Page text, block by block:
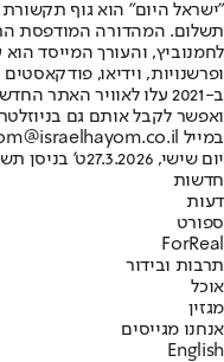
"ישראל היום" הוא גוף תקשורת
ופרשנויות, וידיאו,
ב-2021 עלו לאוויר
ואפשר לקבל אותם גם
במייל hayom@israelhayom.co.il.
יום שישי, 27.3.2026
ט' בניסן
חדשות
דעות
ספורט
ForReal
תרבות ובידור
אוכל
מגזין
אנחנו מגייסים
English